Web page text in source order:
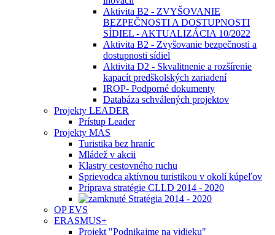
Aktivita B2 - ZVYŠOVANIE
BEZPEČNOSTI A DOSTUPNOSTI
SÍDIEL - AKTUALIZÁCIA 10/2022
Aktivita B2 - Zvyšovanie bezpečnosti a
dostupnosti sídiel
Aktivita D2 - Skvalitnenie a rozšírenie
kapacít predškolských zariadení
IROP- Podporné dokumenty
Databáza schválených projektov
Projekty LEADER
Prístup Leader
Projekty MAS
Turistika bez hraníc
Mládež v akcii
Klastry cestovného ruchu
Sprievodca aktívnou turistikou v okolí kúpeľov
Príprava stratégie CLLD 2014 - 2020
Stratégia 2014 - 2020
OP EVS
ERASMUS+
Projekt "Podnikajme na vidieku"